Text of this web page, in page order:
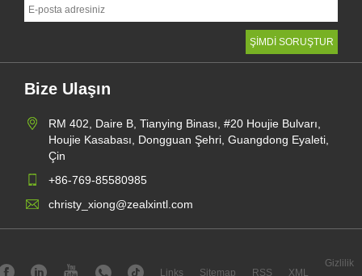
Bize Ulaşın
RM 402, Daire B, Tianying Binası, #20 Houjie Bulvarı,
Houjie Kasabası, Dongguan Şehri, Guangdong Eyaleti,
Çin
+86-769-85580985
christy_xiong@zealxintl.com
Links Sitemap RSS XML
Gizlilik